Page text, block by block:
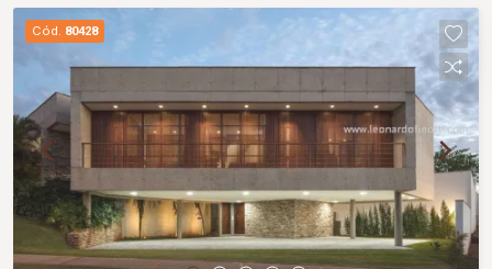
Cód. 80428